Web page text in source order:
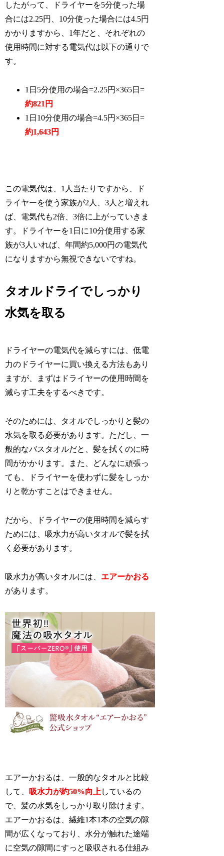
したがって、ドライヤーを5分使った場
合には2.25円、10分使った場合には4.5円
かかりますから、1年だと、それぞれの
使用時間に対する電気代は以下の通りで
す。
1日5分使用の場合=2.25円×365日=
約821円
1日10分使用の場合=4.5円×365日=
約1,643円
この電気代は、1人当たりですから、ド
ライヤーを使う家族が2人、3人と増えれ
ば、電気代も2倍、3倍に上がっていきま
す。ドライヤーを1日に10分使用する家
族が3人いれば、年間約5,000円の電気代
になりますから無視できないですね。
タオルドライでしっかり
水気を取る
ドライヤーの電気代を減らすには、低電
力のドライヤーに買い換える方法もあり
ますが、まずはドライヤーの使用時間を
減らす工夫をするべきです。
そのためには、タオルでしっかりと髪の
水気を取る必要があります。ただし、一
般的なバスタオルだと、髪を拭くのに時
間がかかります。また、どんなに頑張っ
ても、ドライヤーを使わずに髪をしっか
りと乾かすことはできません。
だから、ドライヤーの使用時間を減らす
ためには、吸水力が高いタオルで髪を拭
く必要があります。
吸水力が高いタオルには、 エアーかおる
があります。
エアーかおるは、一般的なタオルと比較
して、
吸水力が約50%向上 しているの
で、髪の水気をしっかり取り除けます。
エアーかおるは、繊維1本1本の空気の隙
間が広くなっており、水分が触れた途端
に空気の隙間にすっと吸収される仕組み